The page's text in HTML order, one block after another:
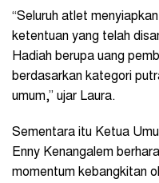
“Seluruh atlet
ketentuan yang telah
Hadiah berupa uang
berdasarkan kategori
umum,” ujar Laura.
Sementara itu Ketua
Enny Kenangalem
momentum kebangkitan